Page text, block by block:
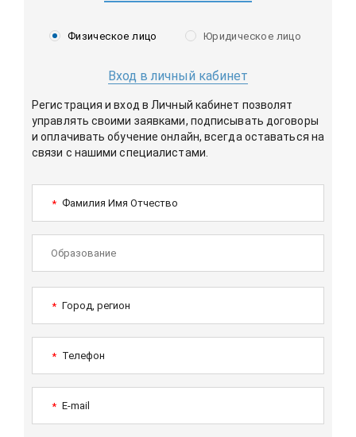
Физическое лицо Юридическое лицо
Вход в личный кабинет
Регистрация и вход в Личный кабинет позволят
управлять своими заявками, подписывать договоры
и оплачивать обучение онлайн, всегда оставаться на
связи с нашими специалистами.
* Фамилия Имя Отчество
* Город, регион
* Телефон
* E-mail